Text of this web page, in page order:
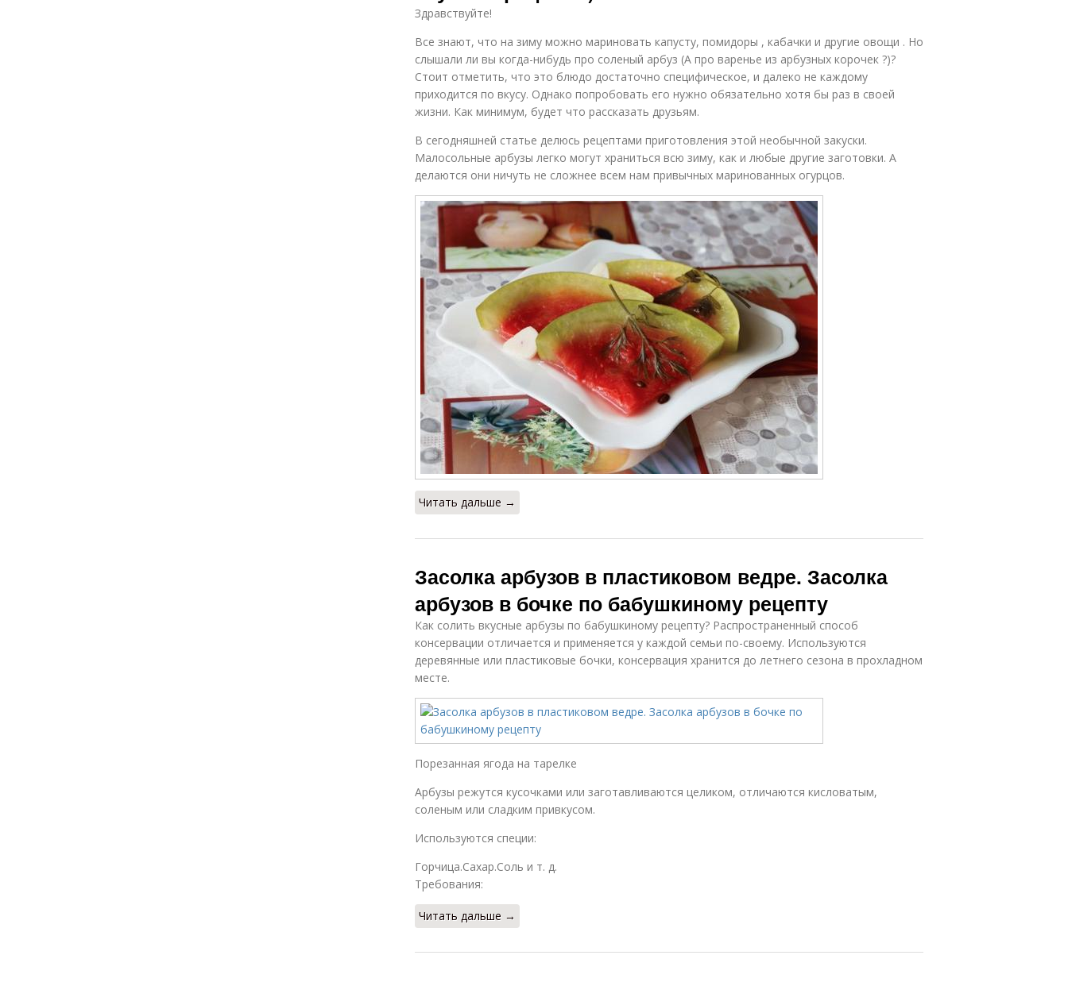
Здравствуйте!
Все знают, что на зиму можно мариновать капусту, помидоры , кабачки и другие овощи . Но
слышали ли вы когда-нибудь про соленый арбуз (А про варенье из арбузных корочек ?)?
Стоит отметить, что это блюдо достаточно специфическое, и далеко не каждому
приходится по вкусу. Однако попробовать его нужно обязательно хотя бы раз в своей
жизни. Как минимум, будет что рассказать друзьям.
В сегодняшней статье делюсь рецептами приготовления этой необычной закуски.
Малосольные арбузы легко могут храниться всю зиму, как и любые другие заготовки. А
делаются они ничуть не сложнее всем нам привычных маринованных огурцов.
Читать дальше →
Засолка арбузов в пластиковом ведре. Засолка
арбузов в бочке по бабушкиному рецепту
Как солить вкусные арбузы по бабушкиному рецепту? Распространенный способ
консервации отличается и применяется у каждой семьи по-своему. Используются
деревянные или пластиковые бочки, консервация хранится до летнего сезона в прохладном
месте.
Порезанная ягода на тарелке
Арбузы режутся кусочками или заготавливаются целиком, отличаются кисловатым,
соленым или сладким привкусом.
Используются специи:
Горчица.Сахар.Соль и т. д.
Требования:
Читать дальше →